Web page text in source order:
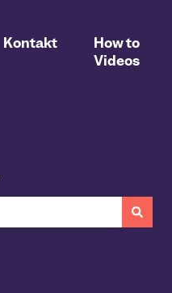
Kontakt
How to
Videos